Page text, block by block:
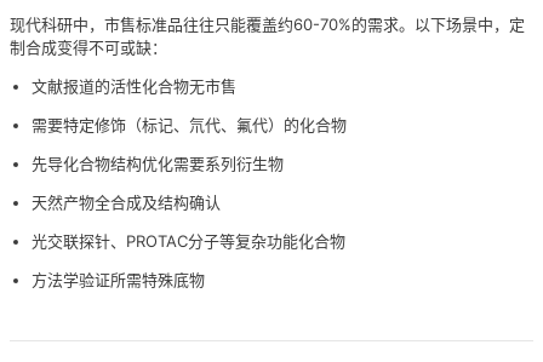
现代科研中，市售标准品往往只能覆盖约60-70%的需求。以下场景中，定
制合成变得不可或缺：
文献报道的活性化合物无市售
需要特定修饰（标记、氘代、氟代）的化合物
先导化合物结构优化需要系列衍生物
天然产物全合成及结构确认
光交联探针、PROTAC分子等复杂功能化合物
方法学验证所需特殊底物